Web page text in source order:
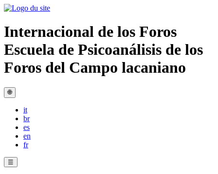
Internacional de los Foros
Escuela de Psicoanálisis de los
Foros del Campo lacaniano
🌐
it
br
es
en
fr
☰